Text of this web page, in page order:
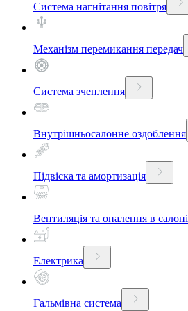
Система нагнітання повітря
Механізм перемикання передач
Система зчеплення
Внутрішньосалонне оздоблення
Підвіска та амортизація
Вентиляція та опалення в салоні
Електрика
Гальмівна система